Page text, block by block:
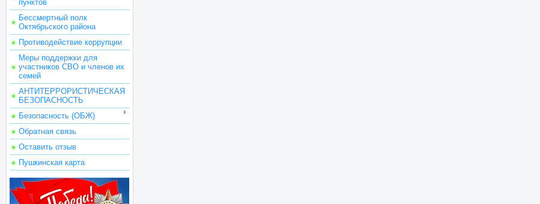
пунктов
Бессмертный полк
Октябрьского района
Противодействие коррупции
Меры поддержки для
участников СВО и членов их
семей
АНТИТЕРРОРИСТИЧЕСКАЯ
БЕЗОПАСНОСТЬ
Безопасность (ОБЖ)
Обратная связь
Оставить отзыв
Пушкинская карта